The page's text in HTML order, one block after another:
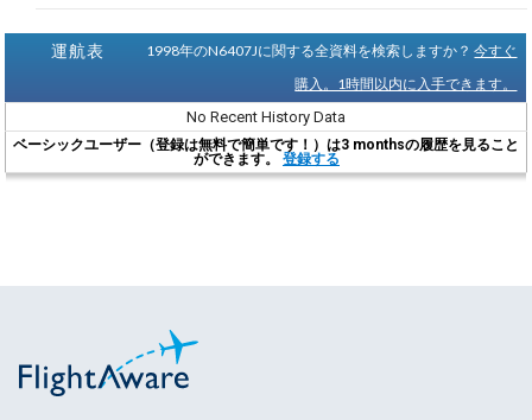
運航表 1998年のN6407Jに関する全資料を検索しますか？今すぐ
購入。1時間以内に入手できます。
No Recent History Data
ベーシックユーザー（登録は無料で簡単です！）は3 monthsの履歴を見ること
ができます。 登録する